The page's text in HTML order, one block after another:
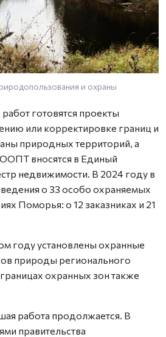
и охраны
готовятся проекты
или корректировке границ и
природных территорий, а
вносятся в Единый
недвижимости. В 2024 году в
о 33 особо охраняемых
Поморья: о 12 заказниках и 21
году установлены охранные
природы регионального
охранных зон также
работа продолжается. В
правительства